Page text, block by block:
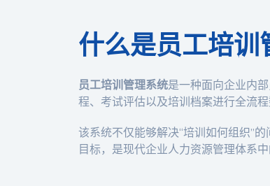
什么是员工培训
员工培训管理系统是一种面向企业内
程、考试评估以及培训档案进行全流程
该系统不仅能够解决“培训如何组织”
目标，是现代企业人力资源管理体系中